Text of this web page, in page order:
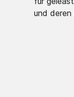
und